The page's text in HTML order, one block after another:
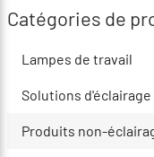
Catégories de
Lampes de travail
Solutions
Produits non-